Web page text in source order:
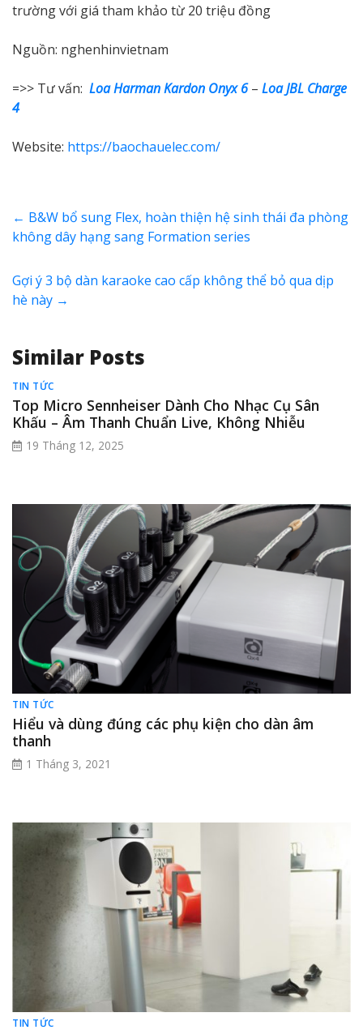
trường với giá tham khảo từ 20 triệu đồng
Nguồn: nghenhinvietnam
=>> Tư vấn: Loa Harman Kardon Onyx 6– Loa JBL Charge
4
Website: https://baochauelec.com/
← B&W bổ sung Flex, hoàn thiện hệ sinh thái đa phòng
không dây hạng sang Formation series
Gợi ý 3 bộ dàn karaoke cao cấp không thể bỏ qua dịp
hè này →
Similar Posts
TIN TỨC
Top Micro Sennheiser Dành Cho Nhạc Cụ Sân
Khấu – Âm Thanh Chuẩn Live, Không Nhiễu
19 Tháng 12, 2025
TIN TỨC
Hiểu và dùng đúng các phụ kiện cho dàn âm
thanh
1 Tháng 3, 2021
TIN TỨC